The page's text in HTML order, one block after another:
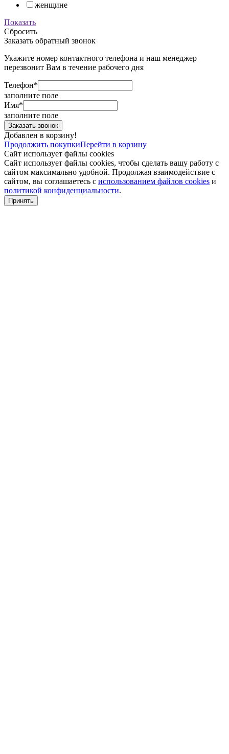
женщине
Показать
Сбросить
Заказать обратный звонок
Укажите номер контактного телефона и наш менеджер
перезвонит Вам в течение рабочего дня
Телефон*
заполните поле
Имя*
заполните поле
Добавлен в корзину!
Продолжить покупкиПерейти в корзину
Сайт использует файлы cookies
Сайт использует файлы cookies, чтобы сделать вашу работу с
сайтом максимально удобной. Продолжая взаимодействие с
сайтом, вы соглашаетесь с использованием файлов cookies и
политикой конфиденциальности.
Принять